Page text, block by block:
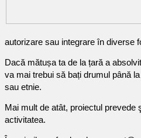
autorizare sau integrare în diverse
Dacă mătușa ta de la țară a
va mai trebui să bați drumul până
sau etnie.
Mai mult de atât, proiectul
activitatea.